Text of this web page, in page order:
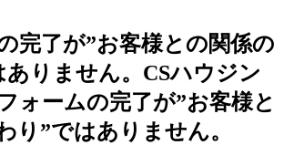
完了が”お客様との関係の
ありません。CSハウジン
ォームの完了が”お客様と
り”ではありません。